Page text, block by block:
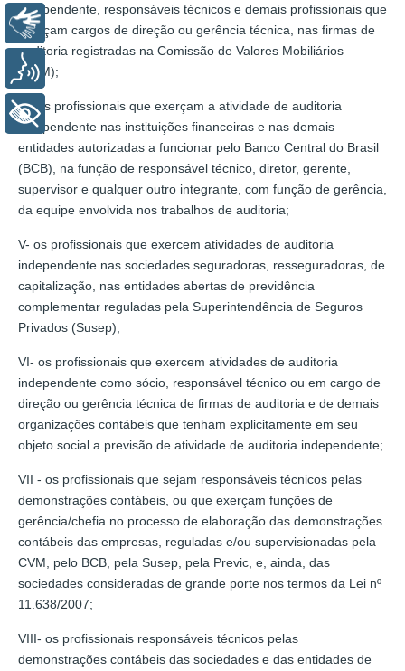
independente, responsáveis técnicos e demais profissionais que
exerçam cargos de direção ou gerência técnica, nas firmas de
auditoria registradas na Comissão de Valores Mobiliários
(CVM);
IV- os profissionais que exerçam a atividade de auditoria
independente nas instituições financeiras e nas demais
entidades autorizadas a funcionar pelo Banco Central do Brasil
(BCB), na função de responsável técnico, diretor, gerente,
supervisor e qualquer outro integrante, com função de gerência,
da equipe envolvida nos trabalhos de auditoria;
V- os profissionais que exercem atividades de auditoria
independente nas sociedades seguradoras, resseguradoras, de
capitalização, nas entidades abertas de previdência
complementar reguladas pela Superintendência de Seguros
Privados (Susep);
VI- os profissionais que exercem atividades de auditoria
independente como sócio, responsável técnico ou em cargo de
direção ou gerência técnica de firmas de auditoria e de demais
organizações contábeis que tenham explicitamente em seu
objeto social a previsão de atividade de auditoria independente;
VII - os profissionais que sejam responsáveis técnicos pelas
demonstrações contábeis, ou que exerçam funções de
gerência/chefia no processo de elaboração das demonstrações
contábeis das empresas, reguladas e/ou supervisionadas pela
CVM, pelo BCB, pela Susep, pela Previc, e, ainda, das
sociedades consideradas de grande porte nos termos da Lei nº
11.638/2007;
VIII- os profissionais responsáveis técnicos pelas
demonstrações contábeis das sociedades e das entidades de
+ Acessibilidade